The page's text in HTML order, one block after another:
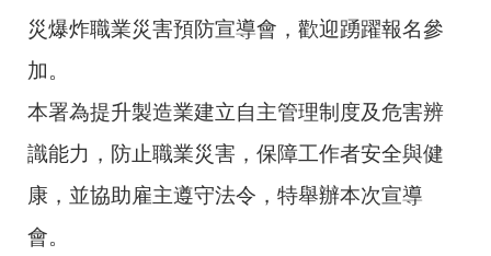
災爆炸職業災害預防宣導會，歡迎踴躍報名參
加。
本署為提升製造業建立自主管理制度及危害辨
識能力，防止職業災害，保障工作者安全與健
康，並協助雇主遵守法令，特舉辦本次宣導
會。